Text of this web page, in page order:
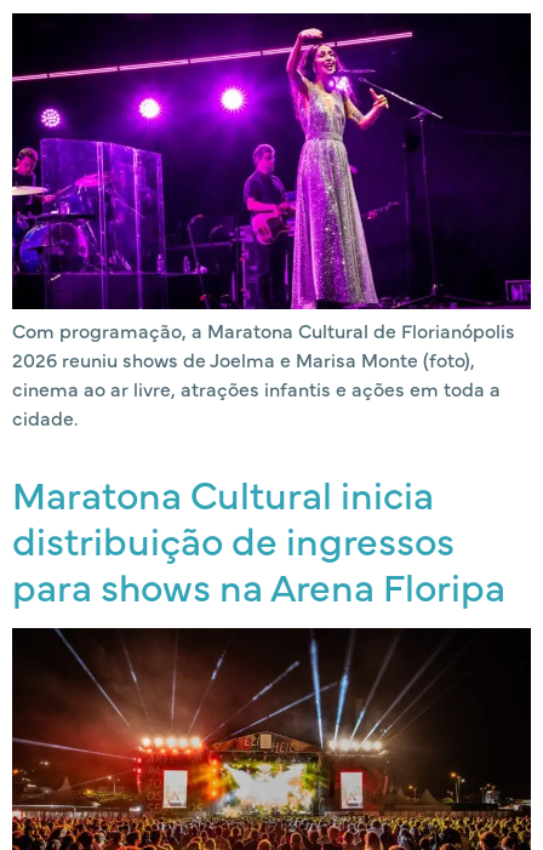
Com programação, a Maratona Cultural de Florianópolis
2026 reuniu shows de Joelma e Marisa Monte (foto),
cinema ao ar livre, atrações infantis e ações em toda a
cidade.
Maratona Cultural inicia
distribuição de ingressos
para shows na Arena Floripa